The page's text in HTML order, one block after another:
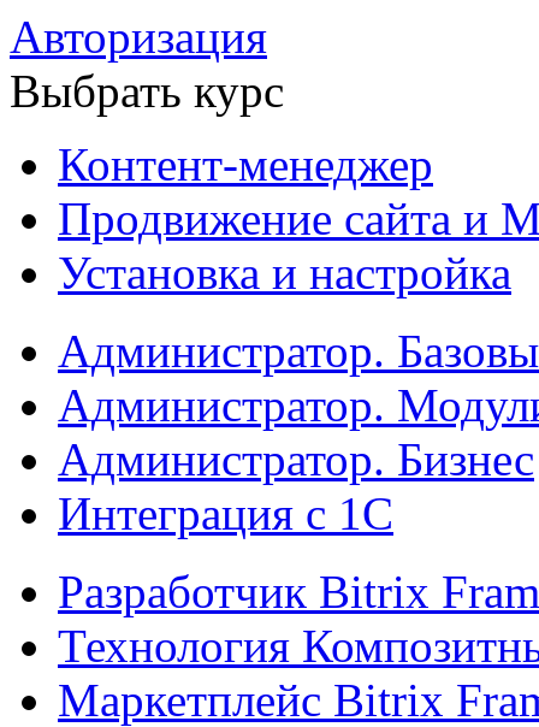
Авторизация
Выбрать курс
Контент-менеджер
Продвижение сайта и
Установка и настройка
Администратор.
Администратор.
Администратор. Бизнес
Интеграция с 1С
Разработчик Bitrix
Технология
Маркетплейс Bitrix